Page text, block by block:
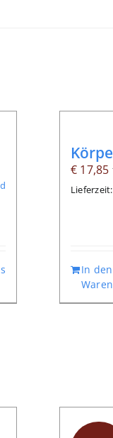
€ 17,85
In den